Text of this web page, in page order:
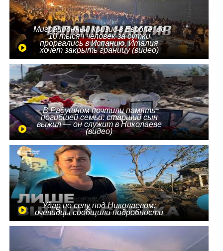
Миграционный кризис в Европе: до
10 тысяч человек за сутки
прорвались в Испанию, Италия
хочет закрыть границу (видео)
В Радушном почтили память
погибшей семьи: старший сын
выжил — он служит в Николаеве
(видео)
Удар по селу под Николаевом:
очевидцы сообщили подробности